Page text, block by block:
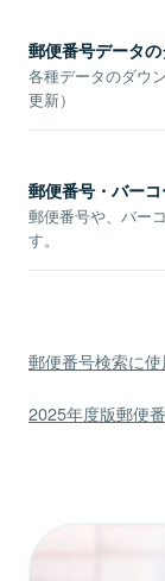
郵便番号データ
各種データのダウ
更新）
郵便番号・バー
郵便番号や、バー
す。
郵便番号検索に
2025年度版郵便